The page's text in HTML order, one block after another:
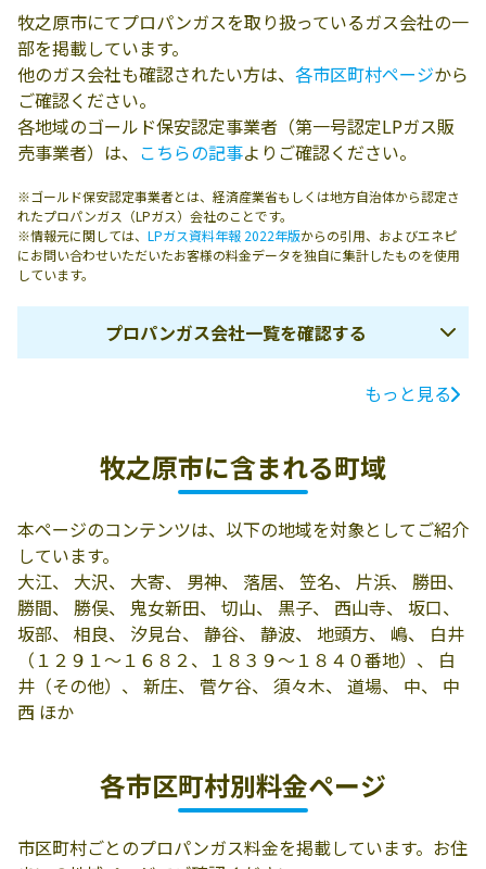
牧之原市にてプロパンガスを取り扱っているガス会社の一
部を掲載しています。
他のガス会社も確認されたい方は、 各市区町村ページから
ご確認ください。
各地域のゴールド保安認定事業者（第一号認定LPガス販
売事業者）は、 こちらの記事よりご確認ください。
※ゴールド保安認定事業者とは、経済産業省もしくは地方自治体から認定さ
れたプロパンガス（LPガス）会社のことです。
※情報元に関しては、 LPガス資料年報 2022年版からの引用、およびエネピ
にお問い合わせいただいたお客様の料金データを独自に集計したものを使用
しています。
プロパンガス会社一覧を確認する
電話番号
市地頭方935-9
市新庄112-1
増田文彦商店
421-0522 牧之原
市相良171-2
0548-52-0482
相良物産株式会
社
421-0523 牧之原
市波津102
0548-52-1500
榛原プロパンガ
株式会社池田プ
421-0422 牧之原
市静波1242-5
0548-22-0328
株式会社ヤマモ 421-0533 牧之原 0548-58-0020
もっと見る
牧之原市に含まれる町域
本ページのコンテンツは、以下の地域を対象としてご紹介
しています。
大江、 大沢、 大寄、 男神、 落居、 笠名、 片浜、 勝田、
勝間、 勝俣、 鬼女新田、 切山、 黒子、 西山寺、 坂口、
坂部、 相良、 汐見台、 静谷、 静波、 地頭方、 嶋、 白井
（１２９１～１６８２、１８３９～１８４０番地）、 白
井（その他）、 新庄、 菅ケ谷、 須々木、 道場、 中、 中
西 ほか
各市区町村別料金ページ
市区町村ごとのプロパンガス料金を掲載しています。お住